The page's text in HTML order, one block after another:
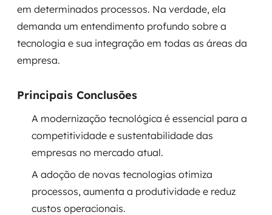
Modernização tecnológica
Arquitetura de soluções
UX / UI design
Sustentação de aplicações
em determinados processos. Na verdade, ela
demanda um entendimento profundo sobre a
tecnologia e sua integração em todas as áreas da
empresa.
Principais Conclusões
A modernização tecnológica é essencial para a
competitividade e sustentabilidade das
empresas no mercado atual.
A adoção de novas tecnologias otimiza
processos, aumenta a produtividade e reduz
custos operacionais.